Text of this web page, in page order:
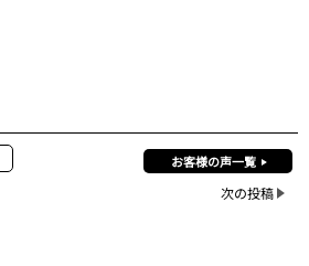
お客様の声一覧
次の投稿